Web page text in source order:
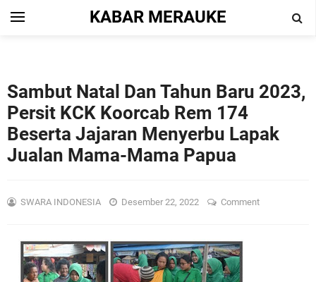
KABAR MERAUKE
Sambut Natal Dan Tahun Baru 2023,
Persit KCK Koorcab Rem 174
Beserta Jajaran Menyerbu Lapak
Jualan Mama-Mama Papua
SWARA INDONESIA Desember 22, 2022 Comment